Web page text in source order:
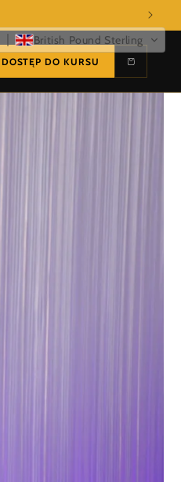
DOSTĘP DO KURSU
British Pound Sterling